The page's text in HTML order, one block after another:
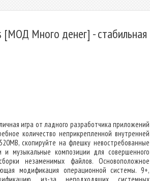
Много денег] - стабильная
игра от ладного разработчика приложений
количество неприкрепленной внутренней
скопируйте на флешку невостребованные
и музыкальные композиции для совершенного
незаменимых файлов. Основоположное
модификация операционной системы. 9+,